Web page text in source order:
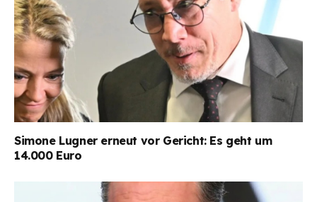
Simone Lugner erneut vor Gericht: Es geht um
14.000 Euro